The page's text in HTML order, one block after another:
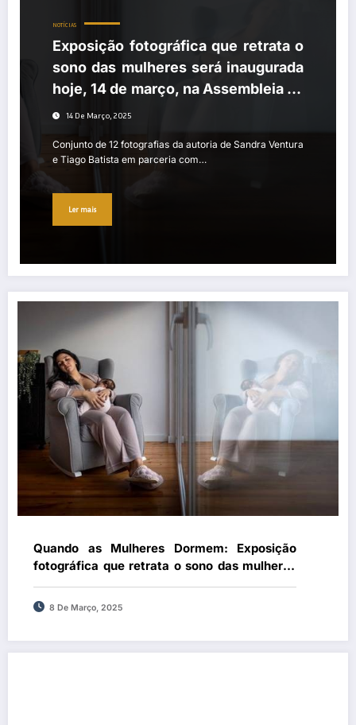
NOTÍCIAS
Exposição fotográfica que retrata o
sono das mulheres será inaugurada
hoje, 14 de março, na Assembleia da
República
14 De Março, 2025
Conjunto de 12 fotografias da autoria de Sandra Ventura
e Tiago Batista em parceria com…
Ler mais
Quando as Mulheres Dormem: Exposição
fotográfica que retrata o sono das mulheres
estará em exibição por todo o país a partir de
março8 De Março, 2025